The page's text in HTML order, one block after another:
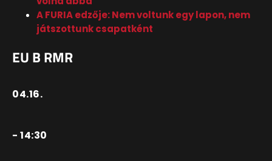
A FURIA edzője: Nem voltunk egy lapon, nem
játszottunk csapatként
EU B RMR
04.16.
- 14:30